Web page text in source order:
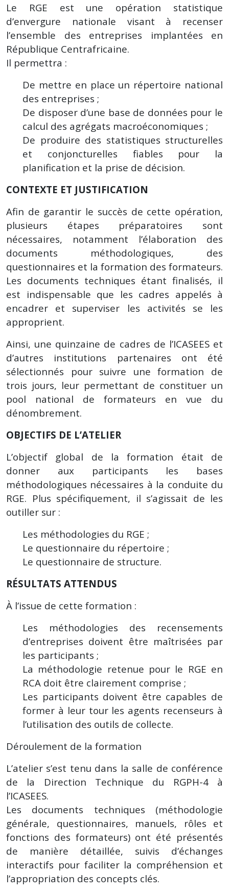
Le RGE est une opération statistique
d’envergure nationale visant à recenser
l’ensemble des entreprises implantées en
République Centrafricaine.
Il permettra :
De mettre en place un répertoire national
des entreprises ;
De disposer d’une base de données pour le
calcul des agrégats macroéconomiques ;
De produire des statistiques structurelles
et conjoncturelles fiables pour la
planification et la prise de décision.
CONTEXTE ET JUSTIFICATION
Afin de garantir le succès de cette opération,
plusieurs étapes préparatoires sont
nécessaires, notamment l’élaboration des
documents méthodologiques, des
questionnaires et la formation des formateurs.
Les documents techniques étant finalisés, il
est indispensable que les cadres appelés à
encadrer et superviser les activités se les
approprient.
Ainsi, une quinzaine de cadres de l’ICASEES et
d’autres institutions partenaires ont été
sélectionnés pour suivre une formation de
trois jours, leur permettant de constituer un
pool national de formateurs en vue du
dénombrement.
OBJECTIFS DE L’ATELIER
L’objectif global de la formation était de
donner aux participants les bases
méthodologiques nécessaires à la conduite du
RGE. Plus spécifiquement, il s’agissait de les
outiller sur :
Les méthodologies du RGE ;
Le questionnaire du répertoire ;
Le questionnaire de structure.
RÉSULTATS ATTENDUS
À l’issue de cette formation :
Les méthodologies des recensements
d’entreprises doivent être maîtrisées par
les participants ;
La méthodologie retenue pour le RGE en
RCA doit être clairement comprise ;
Les participants doivent être capables de
former à leur tour les agents recenseurs à
l’utilisation des outils de collecte.
Déroulement de la formation
L’atelier s’est tenu dans la salle de conférence
de la Direction Technique du RGPH-4 à
l’ICASEES.
Les documents techniques (méthodologie
générale, questionnaires, manuels, rôles et
fonctions des formateurs) ont été présentés
de manière détaillée, suivis d’échanges
interactifs pour faciliter la compréhension et
l’appropriation des concepts clés.